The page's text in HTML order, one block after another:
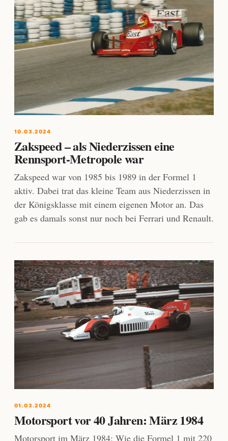
10.03.2024
Zakspeed – als Niederzissen eine
Rennsport-Metropole war
Zakspeed war von 1985 bis 1989 in der Formel 1
aktiv. Dabei trat das kleine Team aus Niederzissen in
der Königsklasse mit einem eigenen Motor an. Das
gab es damals sonst nur noch bei Ferrari und Renault.
01.03.2024
Motorsport vor 40 Jahren: März 1984
Motorsport im März 1984: Wie die Formel 1 mit 220